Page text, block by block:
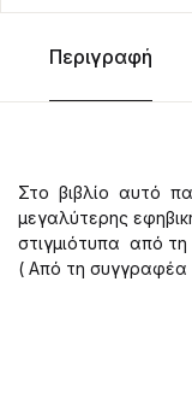
Περιγραφή
Στο βιβλίο αυτό
μεγαλύτερης
στιγμιότυπα από
( Aπό τη